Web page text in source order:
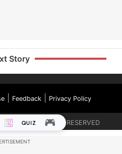
Story
| Feedback| Privacy Policy
ALL RIGHTS RESERVED